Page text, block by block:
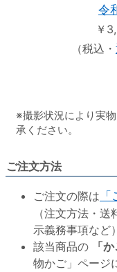
令
￥
（税込・
※撮影状況により実
承ください。
ご注文方法
ご注文の際は
（注文方法・
示義務事項など）
該当商品の
「
物かご」ページ